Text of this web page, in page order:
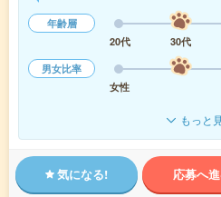
年齢層
20代
30代
男女比率
女性
もっと
気になる! 応募へ